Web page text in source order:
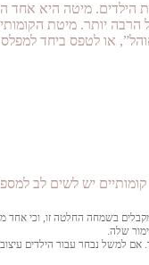
הילדים. מיטה היא אחד
הרבה יותר. מיטת
או לטפס ביחד
יש לשים לב
בשמחה החלטה זו, וכי אחד
שלה.
למשל נבחר עבור הילדים